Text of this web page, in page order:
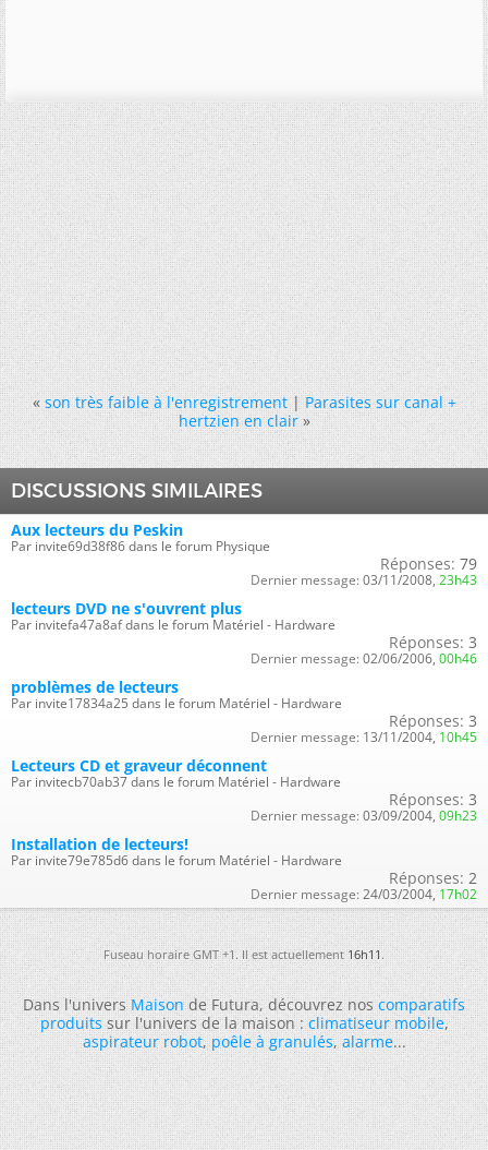
« son très faible à l'enregistrement|Parasites sur canal +
hertzien en clair »
DISCUSSIONS SIMILAIRES
Aux lecteurs du Peskin
Par invite69d38f86 dans le forum Physique
Réponses: 79
Dernier message: 03/11/2008, 23h43
lecteurs DVD ne s'ouvrent plus
Par invitefa47a8af dans le forum Matériel - Hardware
Réponses: 3
Dernier message: 02/06/2006, 00h46
problèmes de lecteurs
Par invite17834a25 dans le forum Matériel - Hardware
Réponses: 3
Dernier message: 13/11/2004, 10h45
Lecteurs CD et graveur déconnent
Par invitecb70ab37 dans le forum Matériel - Hardware
Réponses: 3
Dernier message: 03/09/2004, 09h23
Installation de lecteurs!
Par invite79e785d6 dans le forum Matériel - Hardware
Réponses: 2
Dernier message: 24/03/2004, 17h02
Fuseau horaire GMT +1. Il est actuellement16h11.
Dans l'universMaisonde Futura, découvrez noscomparatifs
produitssur l'univers de la maison :climatiseur mobile,
aspirateur robot,poêle à granulés,alarme...